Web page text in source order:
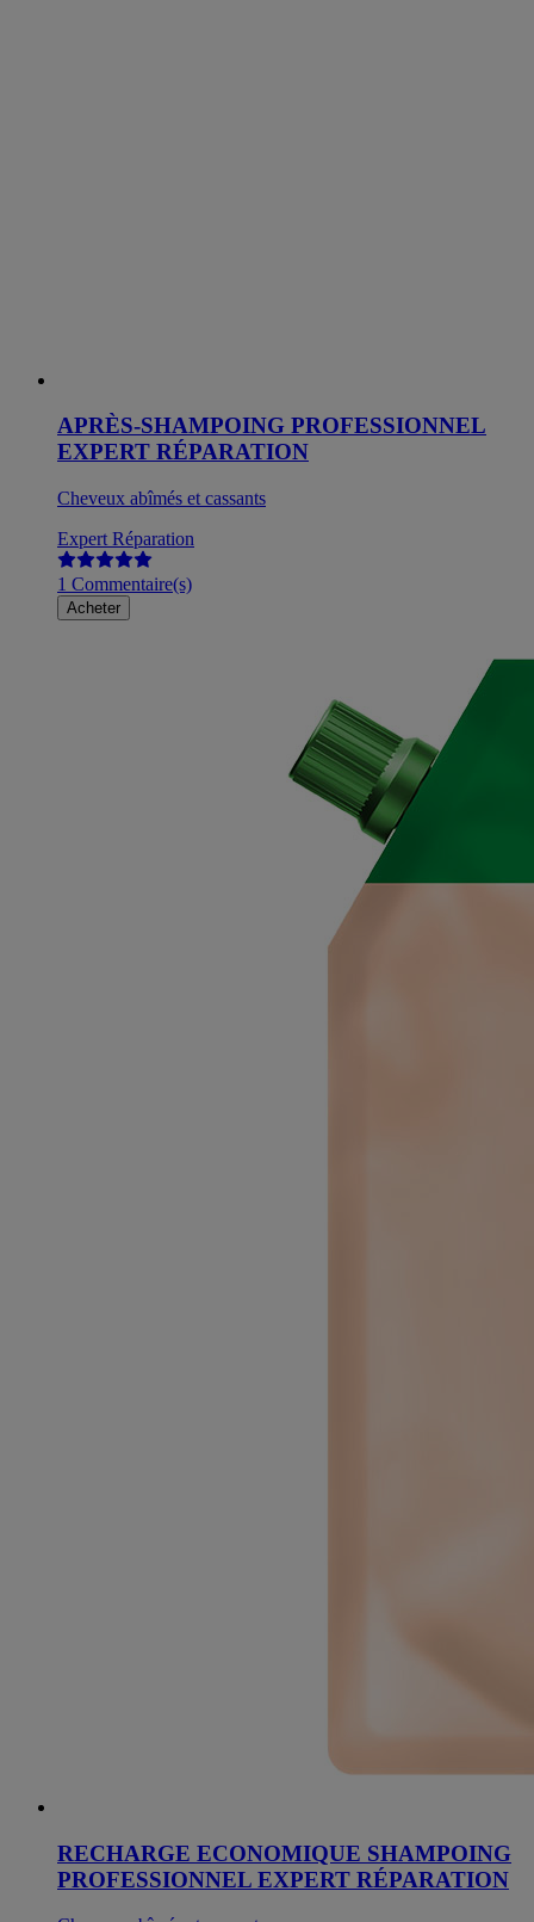
APRÈS-SHAMPOING PROFESSIONNEL
EXPERT RÉPARATION
Cheveux abîmés et cassants
Expert Réparation
1 Commentaire(s)
Acheter
RECHARGE ECONOMIQUE SHAMPOING
PROFESSIONNEL EXPERT RÉPARATION